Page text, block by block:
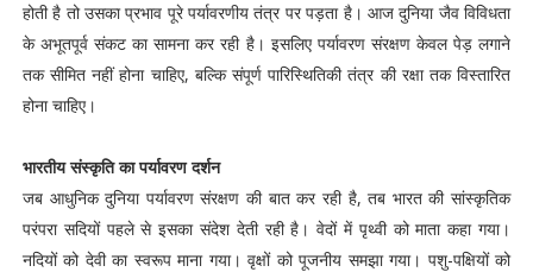
होती है तो उसका प्रभाव पूरे पर्यावरणीय तंत्र पर पड़ता है। आज दुनिया जैव विविधता
के अभूतपूर्व संकट का सामना कर रही है। इसलिए पर्यावरण संरक्षण केवल पेड़ लगाने
तक सीमित नहीं होना चाहिए, बल्कि संपूर्ण पारिस्थितिकी तंत्र की रक्षा तक विस्तारित
होना चाहिए।
भारतीय संस्कृति का पर्यावरण दर्शन
जब आधुनिक दुनिया पर्यावरण संरक्षण की बात कर रही है, तब भारत की सांस्कृतिक
परंपरा सदियों पहले से इसका संदेश देती रही है। वेदों में पृथ्वी को माता कहा गया।
नदियों को देवी का स्वरूप माना गया। वृक्षों को पूजनीय समझा गया। पशु-पक्षियों को